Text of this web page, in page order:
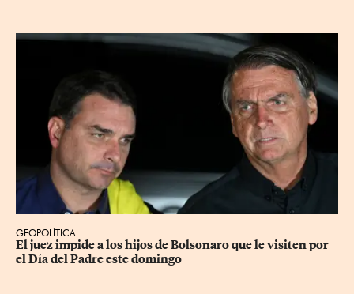
GEOPOLÍTICA
El juez impide a los hijos de Bolsonaro que le visiten por
el Día del Padre este domingo